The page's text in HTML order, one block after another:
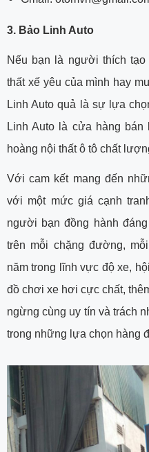
3. Bảo Linh Auto
Nếu bạn là người thích
thất xế yêu của mình hay
Linh Auto quả là sự lựa
Linh Auto là cửa hàng bán
hoàng nội thất ô tô chất
Với cam kết mang đến
với một mức giá cạnh
người bạn đồng hành
trên mỗi chặng đường,
năm trong lĩnh vực độ xe,
đồ chơi xe hơi cực chất,
ngừng cùng uy tín và trách
trong những lựa chọn hàng